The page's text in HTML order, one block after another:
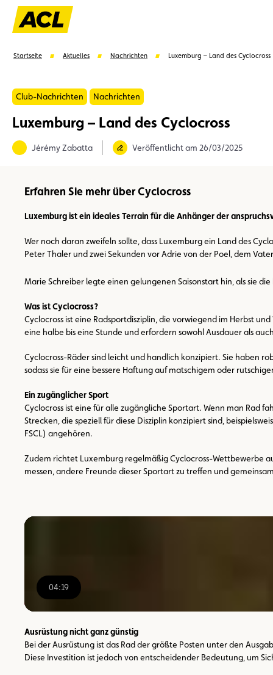
Vorschläge
Startseite Aktuelles Nachrichten Luxemburg – Land des Cyclocross
Club-Nachrichten Nachrichten
Luxemburg – Land des Cyclocross
Jérémy Zabatta Veröffentlicht am 26/03/2025
Erfahren Sie mehr über Cyclocross
Luxemburg ist ein ideales Terrain für die Anhänger der
Wer noch daran zweifeln sollte, dass Luxemburg ein Land des
Peter Thaler und zwei Sekunden vor Adrie von der Poel, dem
Marie Schreiber legte einen gelungenen Saisonstart hin, als sie
Was ist Cyclocross?
Cyclocross ist eine Radsportdisziplin, die vorwiegend im Herbst
eine halbe bis eine Stunde und erfordern sowohl Ausdauer als
Cyclocross-Räder sind leicht und handlich konzipiert. Sie haben
sodass sie für eine bessere Haftung auf matschigem oder
Ein zugänglicher Sport
Cyclocross ist eine für alle zugängliche Sportart. Wenn man Rad
Strecken, die speziell für diese Disziplin konzipiert sind,
FSCL) angehören.
Zudem richtet Luxemburg regelmäßig Cyclocross-Wettbewerbe
messen, andere Freunde dieser Sportart zu treffen und
04:19
00:00/
Ausrüstung nicht ganz günstig
Bei der Ausrüstung ist das Rad der größte Posten unter den
Diese Investition ist jedoch von entscheidender Bedeutung, um